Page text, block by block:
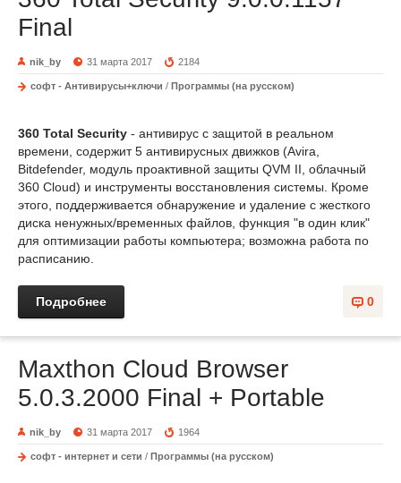
Final
nik_by 31 марта 2017 2184
софт - Антивирусы+ключи / Программы (на русском)
360 Total Security - антивирус с защитой в реальном
времени, содержит 5 антивирусных движков (Avira,
Bitdefender, модуль проактивной защиты QVM II, облачный
360 Cloud) и инструменты восстановления системы. Кроме
этого, поддерживается обнаружение и удаление с жесткого
диска ненужных/временных файлов, функция "в один клик"
для оптимизации работы компьютера; возможна работа по
расписанию.
0
Подробнее
Maxthon Cloud Browser
5.0.3.2000 Final + Portable
nik_by 31 марта 2017 1964
софт - интернет и сети / Программы (на русском)